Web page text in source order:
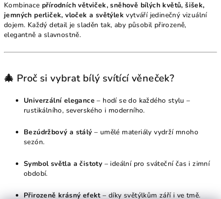
Kombinace přírodních větviček, sněhově bílých květů, šišek,
jemných perliček, vloček a světýlek vytváří jedinečný vizuální
dojem. Každý detail je sladěn tak, aby působil přirozeně,
elegantně a slavnostně.
🎄 Proč si vybrat bílý svítící věneček?
Univerzální elegance – hodí se do každého stylu –
rustikálního, severského i moderního.
Bezúdržbový a stálý – umělé materiály vydrží mnoho
sezón.
Symbol světla a čistoty – ideální pro sváteční čas i zimní
období.
Přirozeně krásný efekt– díky světýlkům září i ve tmě.